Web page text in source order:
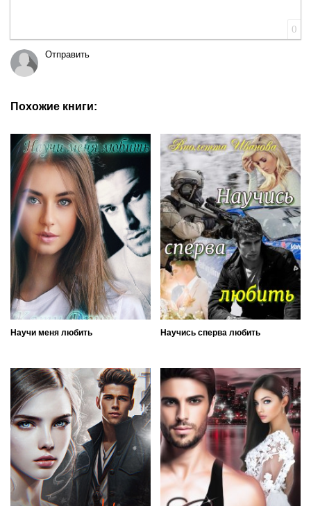
0
Отправить
Похожие книги:
Научи меня любить Научись сперва любить